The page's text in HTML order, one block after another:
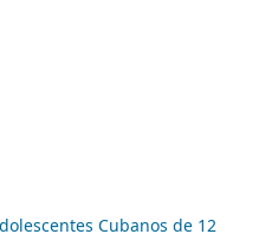
Cubanos de 12